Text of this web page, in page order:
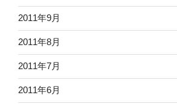
2011年9月
2011年8月
2011年7月
2011年6月